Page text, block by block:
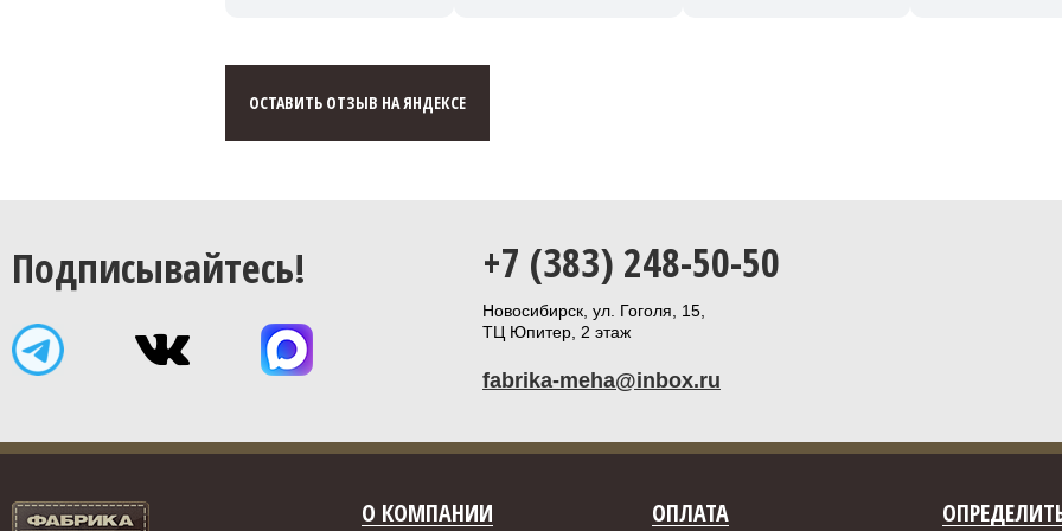
ОСТАВИТЬ ОТЗЫВ НА ЯНДЕКСЕ
Подписывайтесь! +7 (383) 248-50-50
Новосибирск, ул. Гоголя, 15,
ТЦ Юпитер, 2 этаж
fabrika-meha@inbox.ru
О КОМПАНИИ ОПЛАТА